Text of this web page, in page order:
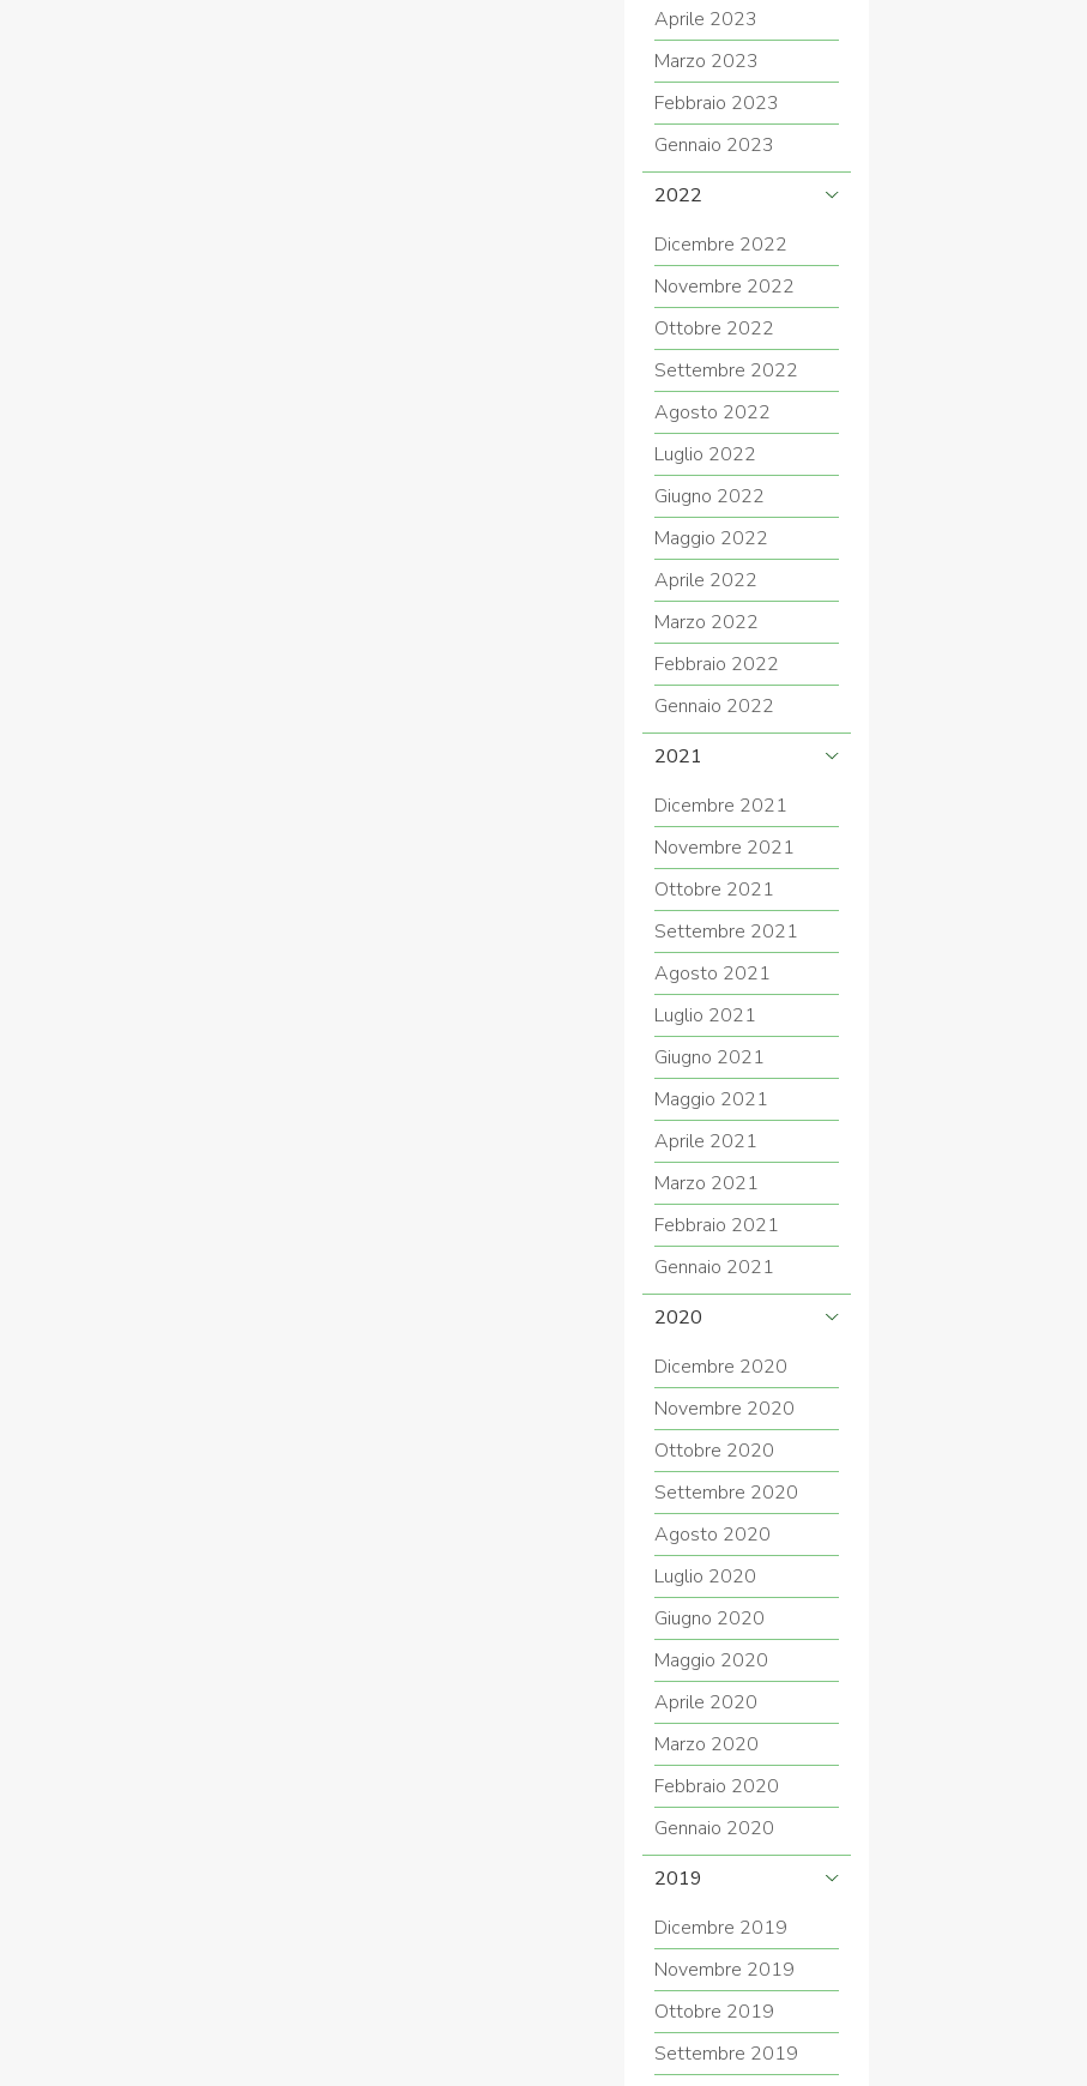
Aprile 2023
Marzo 2023
Febbraio 2023
Gennaio 2023
2022
Dicembre 2022
Novembre 2022
Ottobre 2022
Settembre 2022
Agosto 2022
Luglio 2022
Giugno 2022
Maggio 2022
Aprile 2022
Marzo 2022
Febbraio 2022
Gennaio 2022
2021
Dicembre 2021
Novembre 2021
Ottobre 2021
Settembre 2021
Agosto 2021
Luglio 2021
Giugno 2021
Maggio 2021
Aprile 2021
Marzo 2021
Febbraio 2021
Gennaio 2021
2020
Dicembre 2020
Novembre 2020
Ottobre 2020
Settembre 2020
Agosto 2020
Luglio 2020
Giugno 2020
Maggio 2020
Aprile 2020
Marzo 2020
Febbraio 2020
Gennaio 2020
2019
Dicembre 2019
Novembre 2019
Ottobre 2019
Settembre 2019